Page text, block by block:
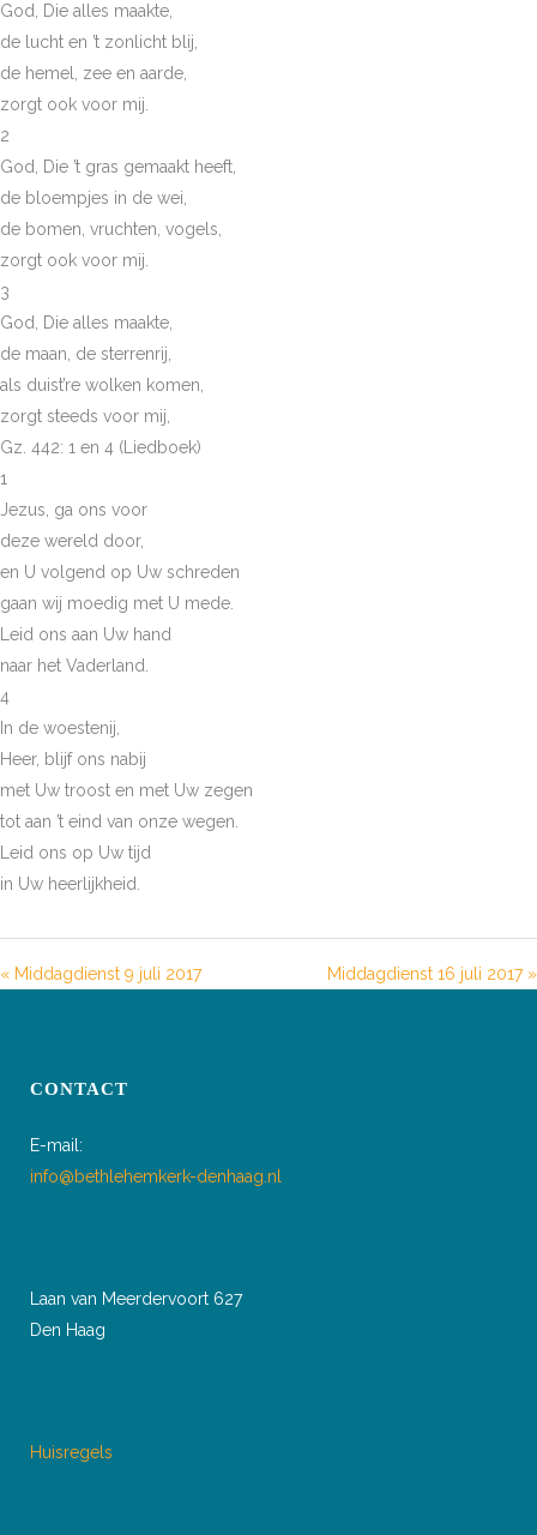
God, Die alles maakte,
de lucht en ’t zonlicht blij,
de hemel, zee en aarde,
zorgt ook voor mij.
2
God, Die ’t gras gemaakt heeft,
de bloempjes in de wei,
de bomen, vruchten, vogels,
zorgt ook voor mij.
3
God, Die alles maakte,
de maan, de sterrenrij,
als duist’re wolken komen,
zorgt steeds voor mij,
Gz. 442: 1 en 4 (Liedboek)
1
Jezus, ga ons voor
deze wereld door,
en U volgend op Uw schreden
gaan wij moedig met U mede.
Leid ons aan Uw hand
naar het Vaderland.
4
In de woestenij,
Heer, blijf ons nabij
met Uw troost en met Uw zegen
tot aan ’t eind van onze wegen.
Leid ons op Uw tijd
in Uw heerlijkheid.
« Middagdienst 9 juli 2017 Middagdienst 16 juli 2017 »
CONTACT
E-mail:
info@bethlehemkerk-denhaag.nl
Laan van Meerdervoort 627
Den Haag
Huisregels